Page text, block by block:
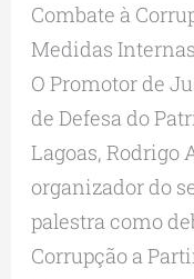
Combate à
Medidas
O Promotor de
de Defesa do
Lagoas, Rodrigo
organizador do
palestra como
Corrupção a